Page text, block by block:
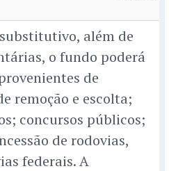
além de
o fundo poderá
de
remoção e escolta;
concursos públicos;
de rodovias,
federais. A